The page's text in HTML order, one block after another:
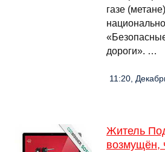
газе
дороги». …
11:20,
Житель
возмущён,